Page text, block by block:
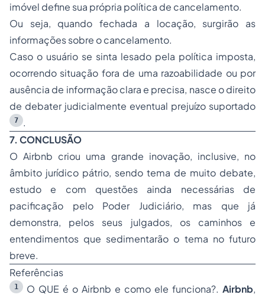
imóvel define sua própria política de cancelamento.
Ou seja, quando fechada a locação, surgirão as
informações sobre o cancelamento.
Caso o usuário se sinta lesado pela política imposta,
ocorrendo situação fora de uma razoabilidade ou por
ausência de informação clara e precisa, nasce o direito
de debater judicialmente eventual prejuízo suportado
7
.
7. CONCLUSÃO
O Airbnb criou uma grande inovação, inclusive, no
âmbito jurídico pátrio, sendo tema de muito debate,
estudo e com questões ainda necessárias de
pacificação pelo Poder Judiciário, mas que já
demonstra, pelos seus julgados, os caminhos e
entendimentos que sedimentarão o tema no futuro
breve.
Referências
1 O QUE é o Airbnb e como ele funciona?. Airbnb,